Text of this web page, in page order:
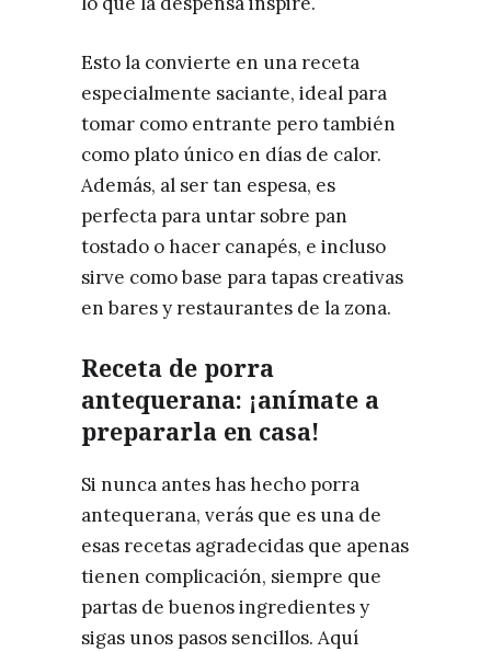
Esto la convierte en una receta
especialmente saciante, ideal para
tomar como entrante pero también
como plato único en días de calor.
Además, al ser tan espesa, es
perfecta para untar sobre pan
tostado o hacer canapés, e incluso
sirve como base para tapas creativas
en bares y restaurantes de la zona.
Receta de porra
antequerana: ¡anímate a
prepararla en casa!
Si nunca antes has hecho porra
antequerana, verás que es una de
esas recetas agradecidas que apenas
tienen complicación, siempre que
partas de buenos ingredientes y
sigas unos pasos sencillos. Aquí